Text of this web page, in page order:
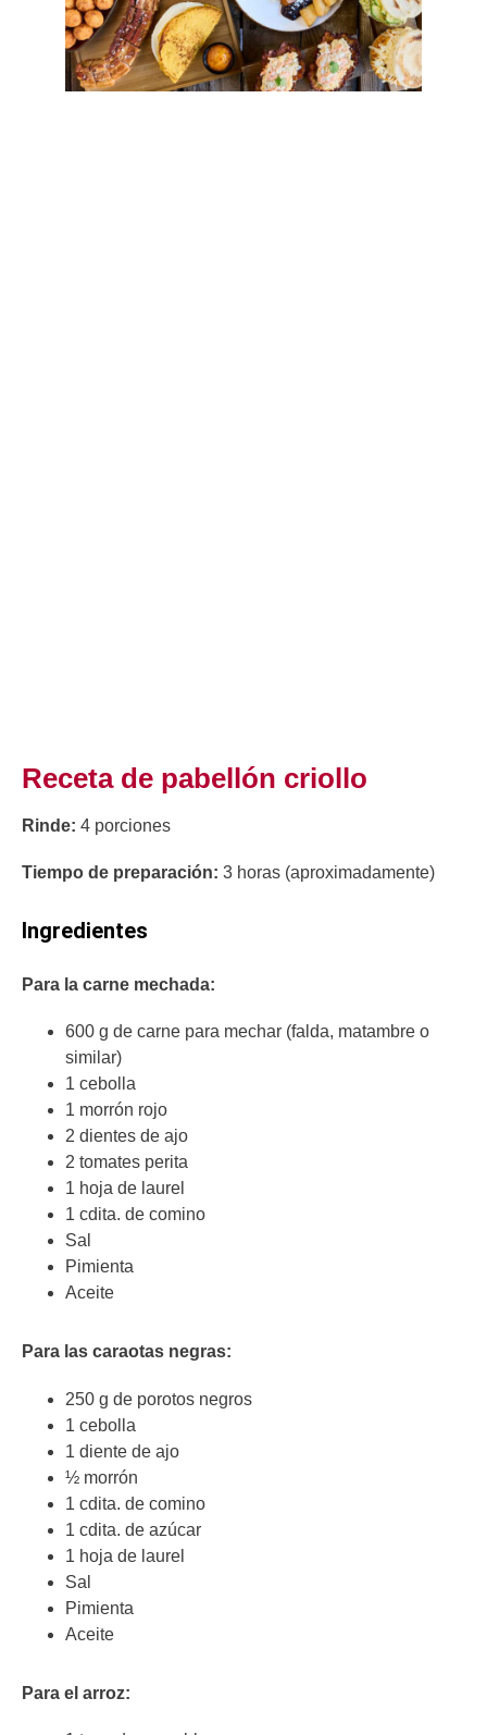
Receta de pabellón criollo
Rinde: 4 porciones
Tiempo de preparación: 3 horas (aproximadamente)
Ingredientes
Para la carne mechada:
600 g de carne para mechar (falda, matambre o
similar)
1 cebolla
1 morrón rojo
2 dientes de ajo
2 tomates perita
1 hoja de laurel
1 cdita. de comino
Sal
Pimienta
Aceite
Para las caraotas negras:
250 g de porotos negros
1 cebolla
1 diente de ajo
½ morrón
1 cdita. de comino
1 cdita. de azúcar
1 hoja de laurel
Sal
Pimienta
Aceite
Para el arroz: